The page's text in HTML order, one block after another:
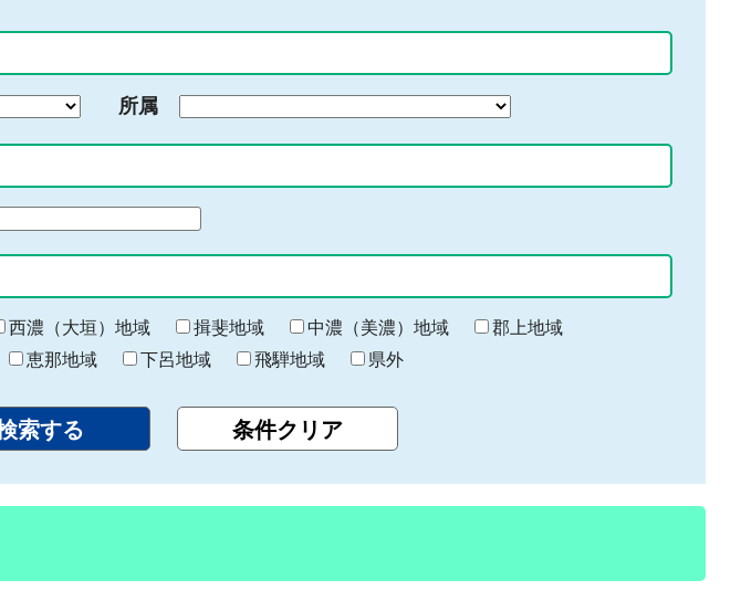
所属
西濃（大垣）地域 揖斐地域 中濃（美濃）地域
郡上地域
恵那地域 下呂地域 飛騨地域 県外